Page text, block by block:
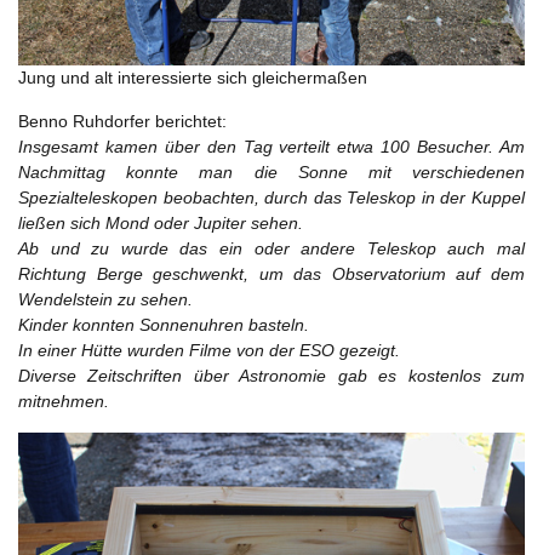
Jung und alt interessierte sich gleichermaßen
Benno Ruhdorfer berichtet:
Insgesamt kamen über den Tag verteilt etwa 100 Besucher. Am
Nachmittag konnte man die Sonne mit verschiedenen
Spezialteleskopen beobachten, durch das Teleskop in der Kuppel
ließen sich Mond oder Jupiter sehen.
Ab und zu wurde das ein oder andere Teleskop auch mal
Richtung Berge geschwenkt, um das Observatorium auf dem
Wendelstein zu sehen.
Kinder konnten Sonnenuhren basteln.
In einer Hütte wurden Filme von der ESO gezeigt.
Diverse Zeitschriften über Astronomie gab es kostenlos zum
mitnehmen.